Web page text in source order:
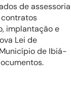
de assessoria
implantação e
Lei de
de Ibiá-